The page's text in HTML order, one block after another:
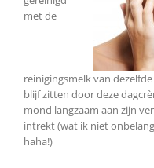
met de
reinigingsmelk van
blijf zitten door deze
mond langzaam aan zijn
intrekt (wat ik niet
haha!)